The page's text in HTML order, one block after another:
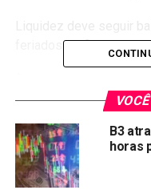
feriados de final de ano.
pontos.
(Por Andre Romani)
Compartilhar:
B3
horas